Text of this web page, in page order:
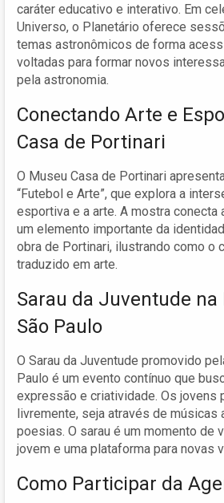
caráter educativo e interativo. Em
Universo, o Planetário oferece
temas astronômicos de forma
voltadas para formar novos
pela astronomia.
Conectando Arte e
Casa de Portinari
O Museu Casa de Portinari
“Futebol e Arte”, que explora a
esportiva e a arte. A mostra conecta
um elemento importante da
obra de Portinari, ilustrando como o
traduzido em arte.
Sarau da Juventude na
São Paulo
O Sarau da Juventude promovido
Paulo é um evento contínuo que
expressão e criatividade. Os jovens
livremente, seja através de músicas
poesias. O sarau é um momento de
jovem e uma plataforma para novas
Como Participar da